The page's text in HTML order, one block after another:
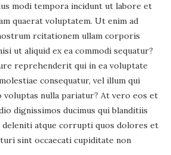
modi tempora incidunt ut labore et
quaerat voluptatem. Ut enim ad
rcitationem ullam corporis
ut aliquid ex ea commodi sequatur?
reprehenderit qui in ea voluptate
consequatur, vel illum qui
voluptas nulla pariatur? At vero eos et
dignissimos ducimus qui blanditiis
deleniti atque corrupti quos dolores et
sint occaecati cupiditate non